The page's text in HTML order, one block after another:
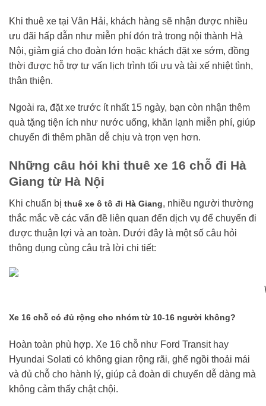
Khi thuê xe tại Vân Hải, khách hàng sẽ nhận được nhiều
ưu đãi hấp dẫn như miễn phí đón trả trong nội thành Hà
Nội, giảm giá cho đoàn lớn hoặc khách đặt xe sớm, đồng
thời được hỗ trợ tư vấn lịch trình tối ưu và tài xế nhiệt tình,
thân thiện.
Ngoài ra, đặt xe trước ít nhất 15 ngày, bạn còn nhận thêm
quà tặng tiện ích như nước uống, khăn lạnh miễn phí, giúp
chuyến đi thêm phần dễ chịu và trọn vẹn hơn.
Những câu hỏi khi thuê xe 16 chỗ đi Hà
Giang từ Hà Nội
Khi chuẩn bị thuê xe ô tô đi Hà Giang, nhiều người thường
thắc mắc về các vấn đề liên quan đến dịch vụ để chuyến đi
được thuận lợi và an toàn. Dưới đây là một số câu hỏi
thông dụng cùng câu trả lời chi tiết:
Xe 16 chỗ có đủ rộng cho nhóm từ 10-16 người không?
Hoàn toàn phù hợp. Xe 16 chỗ như Ford Transit hay
Hyundai Solati có không gian rộng rãi, ghế ngồi thoải mái
và đủ chỗ cho hành lý, giúp cả đoàn di chuyển dễ dàng mà
không cảm thấy chật chội.